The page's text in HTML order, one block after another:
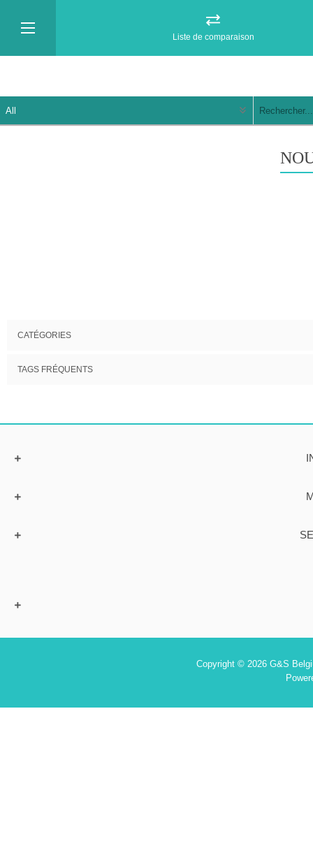
Liste de comparaison
CATÉGORIES
TAGS FRÉQUENTS
Copyright © 2026 G&S